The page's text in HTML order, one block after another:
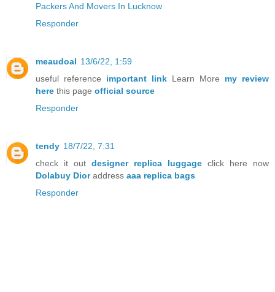
Packers And Movers In Lucknow
Responder
meaudoal 13/6/22, 1:59
useful reference important link Learn More my review
here this page official source
Responder
tendy 18/7/22, 7:31
check it out designer replica luggage click here now
Dolabuy Dioraddress aaa replica bags
Responder